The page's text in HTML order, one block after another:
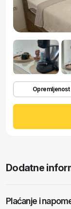
Opremljenost
Dodatne
Plaćanje i